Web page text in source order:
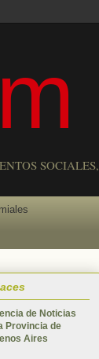
SOCIALES,
de Noticias
Provincia de
Aires